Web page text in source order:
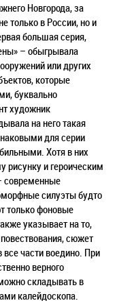
Новгорода, за
только в России, но и
большая серия,
– обыгрывала
или других
которые
буквально
художник
на него такая
для серии
Хотя в них
рисунку и героическим
современные
силуэты будто
только фоновые
указывает на то,
сюжет
части воедино. При
верного
складывать в
калейдоскопа.